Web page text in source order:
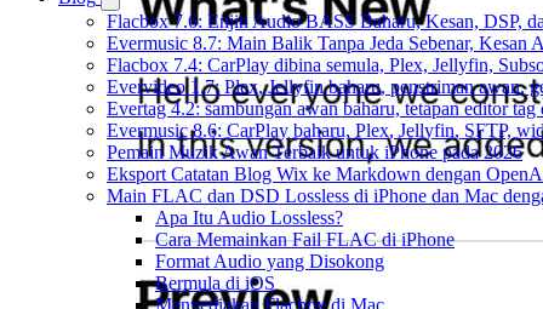
Flacbox 7.6: Enjin Audio BASS Baharu, Kesan, DSP,
Evermusic 8.7: Main Balik Tanpa Jeda Sebenar, Kesan
Flacbox 7.4: CarPlay dibina semula, Plex, Jellyfin,
Evervideo 1.7: Plex, Jellyfin baharu, penstriman awan,
Evertag 4.2: sambungan awan baharu, tetapan editor tag
Evermusic 8.6: CarPlay baharu, Plex, Jellyfin, SFTP,
Pemain Muzik Awan Terbaik untuk iPhone pada 2026
Eksport Catatan Blog Wix ke Markdown dengan
Main FLAC dan DSD Lossless di iPhone dan Mac
Apa Itu Audio Lossless?
Cara Memainkan Fail FLAC di iPhone
Format Audio yang Disokong
Bermula di iOS
Menyediakan Flacbox di Mac